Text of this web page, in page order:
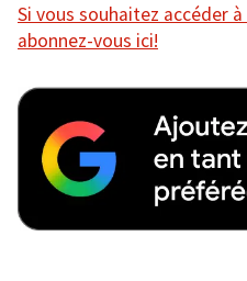
Si vous souhaitez accéder
abonnez-vous ici!